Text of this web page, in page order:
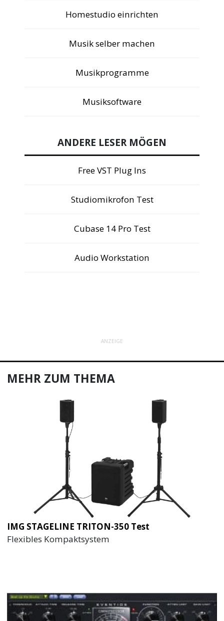
Homestudio einrichten
Musik selber machen
Musikprogramme
Musiksoftware
ANDERE LESER MÖGEN
Free VST Plug Ins
Studiomikrofon Test
Cubase 14 Pro Test
Audio Workstation
ANZEIGE
MEHR ZUM THEMA
IMG STAGELINE TRITON-350 Test
Flexibles Kompaktsystem